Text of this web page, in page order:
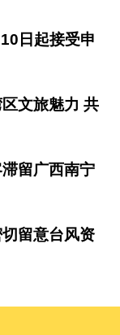
日起接受申
文旅魅力 共
留广西南宁
留意台风资